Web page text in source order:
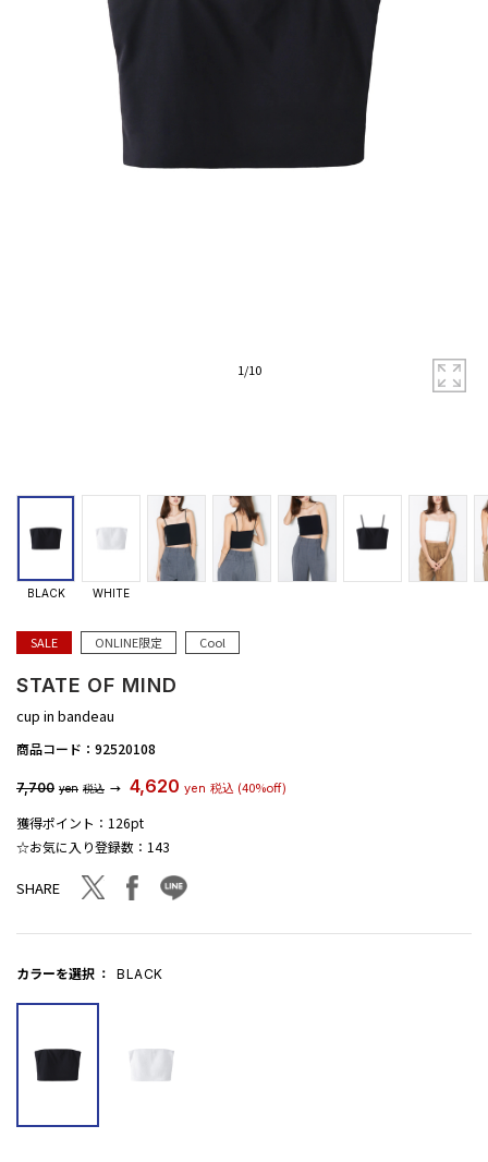
1/10
BLACK WHITE
SALE ONLINE限定 Cool
STATE OF MIND
cup in bandeau
商品コード： 92520108
7,700 yen 税込 → 4,620 yen 税込 (40%off)
獲得ポイント： 126pt
☆お気に入り登録数： 143
SHARE twitterfacebookline
カラーを選択 BLACK